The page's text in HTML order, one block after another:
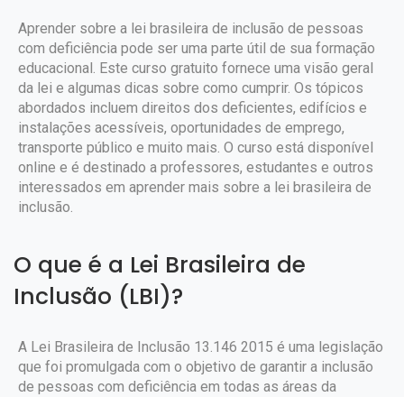
Aprender sobre a lei brasileira de inclusão de pessoas
com deficiência pode ser uma parte útil de sua formação
educacional. Este curso gratuito fornece uma visão geral
da lei e algumas dicas sobre como cumprir. Os tópicos
abordados incluem direitos dos deficientes, edifícios e
instalações acessíveis, oportunidades de emprego,
transporte público e muito mais. O curso está disponível
online e é destinado a professores, estudantes e outros
interessados em aprender mais sobre a lei brasileira de
inclusão.
O que é a Lei Brasileira de
Inclusão (LBI)?
A Lei Brasileira de Inclusão 13.146 2015 é uma legislação
que foi promulgada com o objetivo de garantir a inclusão
de pessoas com deficiência em todas as áreas da